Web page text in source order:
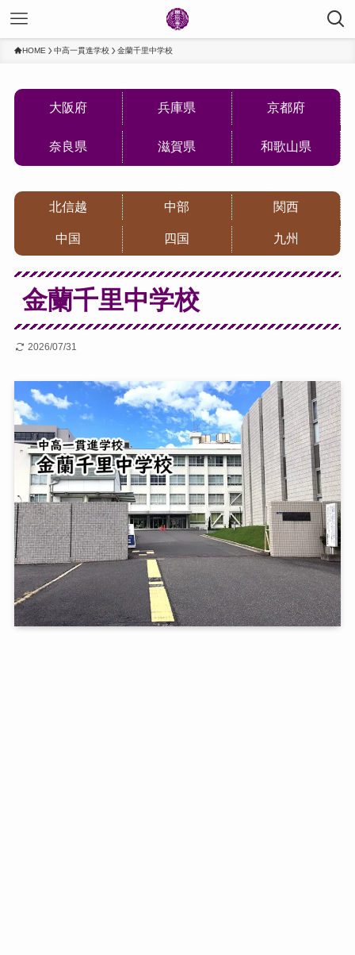
HOME 中高一貫進学校 金蘭千里中学校
大阪府 兵庫県 京都府
奈良県 滋賀県 和歌山県
北信越 中部 関西
中国 四国 九州
金蘭千里中学校
2026/07/31